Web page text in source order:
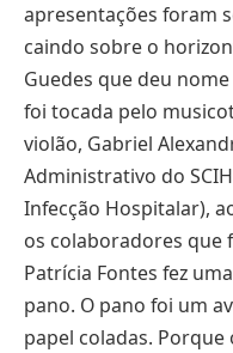
apresentações foram
caindo sobre o
Guedes que deu nome
foi tocada pelo
violão, Gabriel
Administrativo do
Infecção Hospitalar),
os colaboradores que
Patrícia Fontes fez
pano. O pano foi um
papel coladas.